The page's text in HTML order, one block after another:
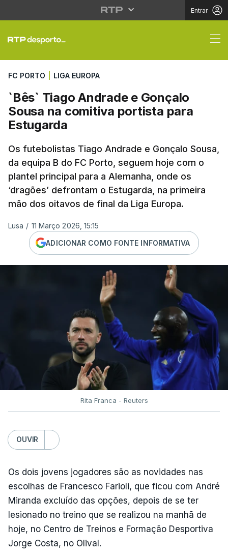
Entrar
`Bês` Tiago Andrade
FC PORTO LIGA EUROPA
`Bês` Tiago Andrade e Gonçalo
Sousa na comitiva portista para
Estugarda
Os futebolistas Tiago Andrade e Gonçalo Sousa,
da equipa B do FC Porto, seguem hoje com o
plantel principal para a Alemanha, onde os
‘dragões’ defrontam o Estugarda, na primeira
mão dos oitavos de final da Liga Europa.
Lusa / 11 Março 2026, 15:15
ADICIONAR COMO FONTE INFORMATIVA
Rita Franca - Reuters
OUVIR
Os dois jovens jogadores são as novidades nas
escolhas de Francesco Farioli, que ficou com André
Miranda excluído das opções, depois de se ter
lesionado no treino que se realizou na manhã de
hoje, no Centro de Treinos e Formação Desportiva
Jorge Costa, no Olival.